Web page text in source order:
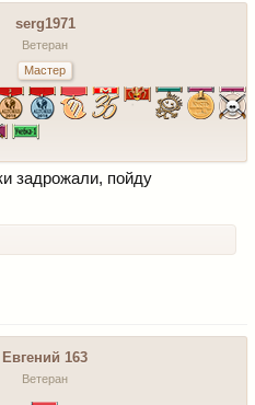
serg1971
Ветеран
Мастер
задрожали, пойду
Евгений 163
Ветеран